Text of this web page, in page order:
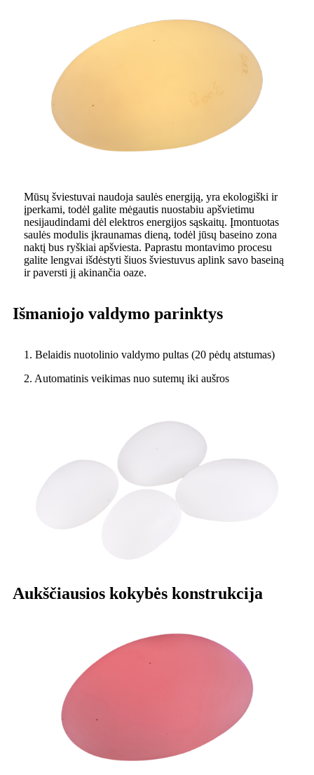
Mūsų šviestuvai naudoja saulės energiją, yra ekologiški ir
įperkami, todėl galite mėgautis nuostabiu apšvietimu
nesijaudindami dėl elektros energijos sąskaitų. Įmontuotas
saulės modulis įkraunamas dieną, todėl jūsų baseino zona
naktį bus ryškiai apšviesta. Paprastu montavimo procesu
galite lengvai išdėstyti šiuos šviestuvus aplink savo baseiną
ir paversti jį akinančia oaze.
Išmaniojo valdymo parinktys
1. Belaidis nuotolinio valdymo pultas (20 pėdų atstumas)
2. Automatinis veikimas nuo sutemų iki aušros
Aukščiausios kokybės konstrukcija